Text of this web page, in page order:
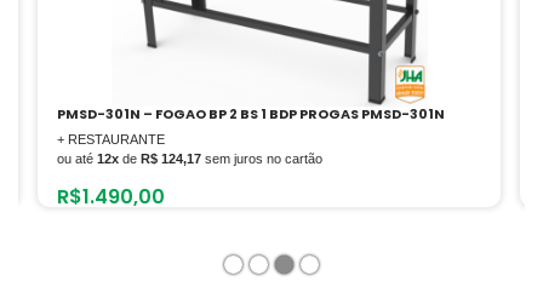
1 BDP PROGAS PMSD-301N
no cartão
PMSD-42 G2 FOGAO BP 2 BS100 2
ou até
1 2 3 4